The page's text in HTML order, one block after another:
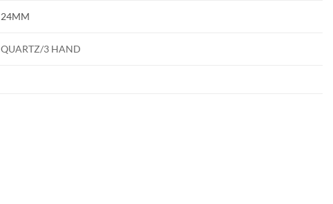
24MM
QUARTZ/3 HAND